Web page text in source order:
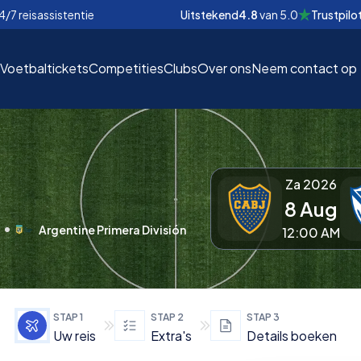
7 reisassistentie Uitstekend4.8van 5.0 Trustpilot
EUR
€
VoetbalticketsCompetitiesClubsOver onsNeem contact op
Argentine Primera División
Za 2026
8 Aug
12:00 AM
STAP 1
Uw reis
STAP 2
Extra's
STAP 3
Details boeken
EUR
€